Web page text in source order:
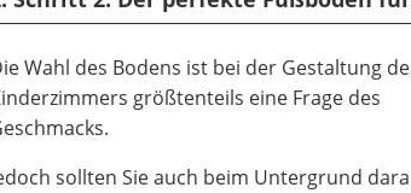
Wahl des Bodens ist bei der Gestaltung
größtenteils eine Frage des
sollten Sie auch beim Untergrund